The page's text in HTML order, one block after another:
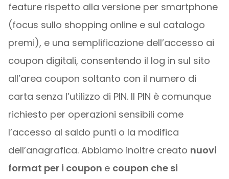
feature rispetto alla versione per smartphone
(focus sullo shopping online e sul catalogo
premi), e una semplificazione dell’accesso ai
coupon digitali, consentendo il log in sul sito
all’area coupon soltanto con il numero di
carta senza l’utilizzo di PIN. Il PIN è comunque
richiesto per operazioni sensibili come
l’accesso al saldo punti o la modifica
dell’anagrafica. Abbiamo inoltre creato nuovi
format per i coupon e coupon che si